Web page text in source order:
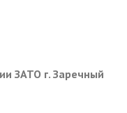
ЗАТО г. Заречный